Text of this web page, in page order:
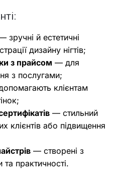
зручні й естетичні
дизайну нігтів;
з прайсом — для
з послугами;
клієнтам
— стильний
клієнтів або підвищення
— створені з
практичності.